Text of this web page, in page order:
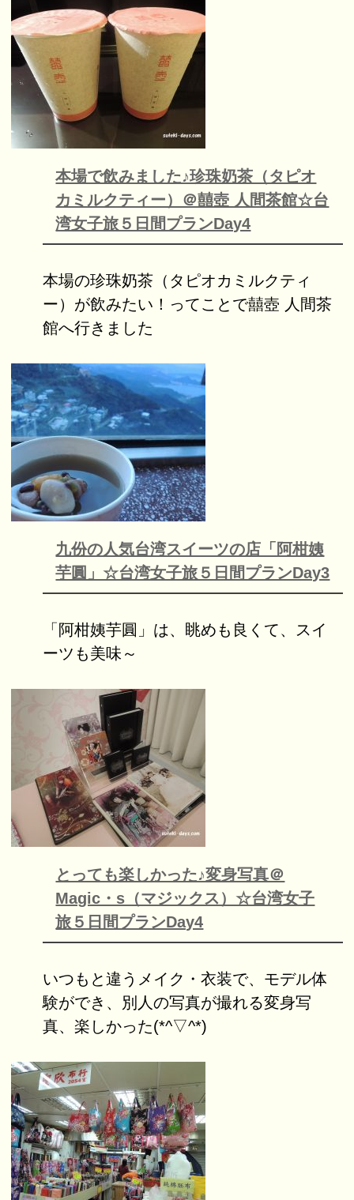
本場で飲みました♪珍珠奶茶（タピオ
カミルクティー）＠囍壺 人間茶館☆台
湾女子旅５日間プランDay4
本場の珍珠奶茶（タピオカミルクティ
ー）が飲みたい！ってことで囍壺 人間茶
館へ行きました
九份の人気台湾スイーツの店「阿柑姨
芋圓」☆台湾女子旅５日間プランDay3
「阿柑姨芋圓」は、眺めも良くて、スイ
ーツも美味～
とっても楽しかった♪変身写真＠
Magic・s（マジックス）☆台湾女子
旅５日間プランDay4
いつもと違うメイク・衣装で、モデル体
験ができ、別人の写真が撮れる変身写
真、楽しかった(*^▽^*)